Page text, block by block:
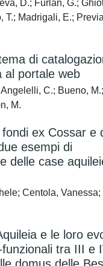
D.; Furlan, G.;
T.; Madrigali, E.;
di
al portale web
C.; Bueno,
M.
ex Cossar e
esempi di
delle case
Centola, Vanessa;
e le loro
tra III e